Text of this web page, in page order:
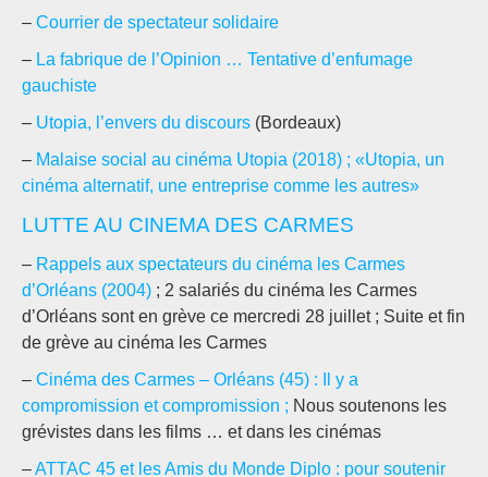
– Courrier de spectateur solidaire
– La fabrique de l’Opinion … Tentative d’enfumage
gauchiste
– Utopia, l’envers du discours (Bordeaux)
– Malaise social au cinéma Utopia (2018) ; «Utopia, un
cinéma alternatif, une entreprise comme les autres»
LUTTE AU CINEMA DES CARMES
– Rappels aux spectateurs du cinéma les Carmes
d’Orléans (2004) ; 2 salariés du cinéma les Carmes
d’Orléans sont en grève ce mercredi 28 juillet ; Suite et fin
de grève au cinéma les Carmes
– Cinéma des Carmes – Orléans (45) : Il y a
compromission et compromission ; Nous soutenons les
grévistes dans les films … et dans les cinémas
–ATTAC 45 et les Amis du Monde Diplo : pour soutenir